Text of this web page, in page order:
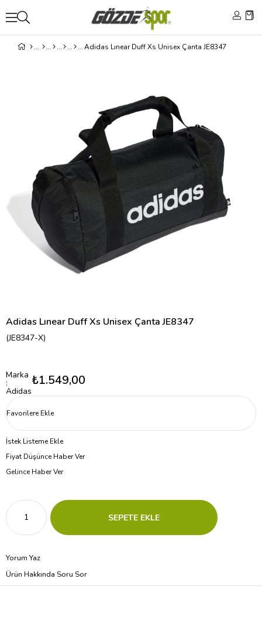
Adidas Lınear Duff Xs Unisex Çanta JE8347
Adidas Lınear Duff Xs Unisex Çanta JE8347
(JE8347-X)
Marka
:
Adidas
₺1.549,00
Favorilere Ekle
İstek Listeme Ekle
Fiyat Düşünce Haber Ver
Gelince Haber Ver
Yorum Yaz
Ürün Hakkında Soru Sor